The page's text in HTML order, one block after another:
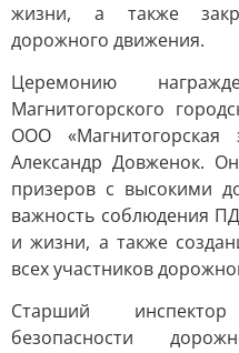
жизни, а также
дорожного движения.
Церемонию
Магнитогорского
ООО «Магнитогорская
Александр Довженок.
призеров с высокими
важность соблюдения
и жизни, а также
всех участников
Старший
безопасности